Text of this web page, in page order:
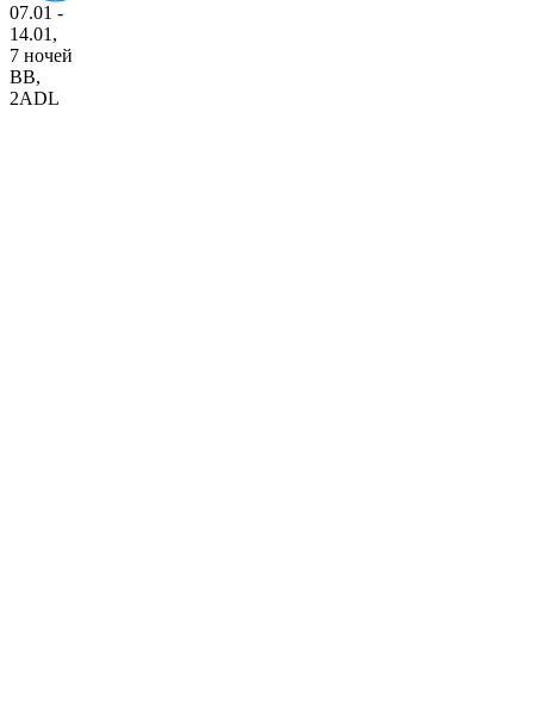
07.01 -
14.01,
7 ночей
BB,
2ADL